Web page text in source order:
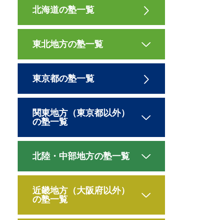
北海道の塾一覧
東北地方の塾一覧
東京都の塾一覧
関東地方（東京都以外）
の塾一覧
北陸・中部地方の塾一覧
近畿地方（大阪府以外）
の塾一覧